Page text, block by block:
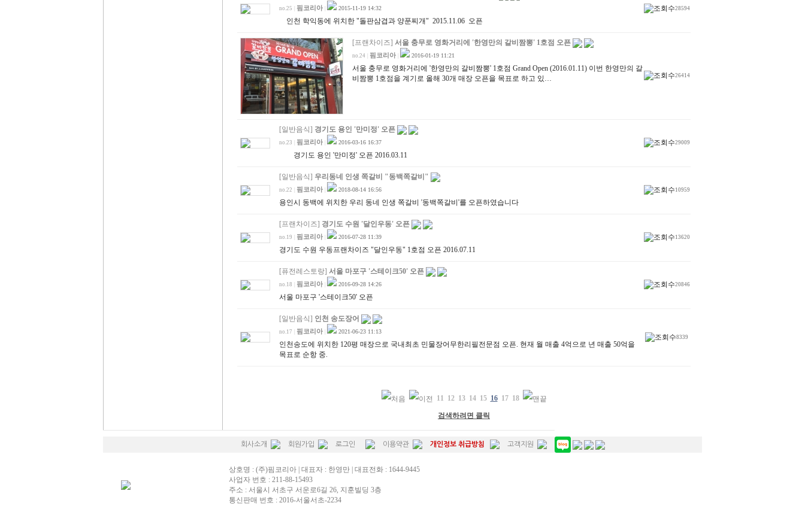
no.25 핌코리아 2015-11-19 14:32
인천 학익동에 위치한 "돌판삼겹과 양푼찌개" 2015.11.06 오픈
28594
[프랜차이즈] 서울 충무로 영화거리에 '한영만의 갈비짬뽕' 1호점 오픈
no.24 핌코리아 2016-01-19 11:21
서울 충무로 영화거리에 '한영만의 갈비짬뽕' 1호점 Grand Open (2016.01.11) 이번 한영만의 갈
비짬뽕 1호점을 계기로 올해 30개 매장 오픈을 목표로 하고 있…
26414
[일반음식] 경기도 용인 '만미정' 오픈
no.23 핌코리아 2016-03-16 16:37
경기도 용인 '만미정' 오픈 2016.03.11
29009
[일반음식] 우리동네 인생 쪽갈비 "동백쪽갈비"
no.22 핌코리아 2018-08-14 16:56
용인시 동백에 위치한 우리 동네 인생 쪽갈비 '동백쪽갈비'를 오픈하였습니다
10959
[프랜차이즈] 경기도 수원 '달인우동' 오픈
no.19 핌코리아 2016-07-28 11:39
경기도 수원 우동프랜차이즈 "달인우동" 1호점 오픈 2016.07.11
13620
[퓨전레스토랑] 서울 마포구 '스테이크50' 오픈
no.18 핌코리아 2016-09-28 14:26
서울 마포구 '스테이크50' 오픈
20846
[일반음식] 인천 송도장어
no.17 핌코리아 2021-06-23 11:13
인천송도에 위치한 120평 매장으로 국내최초 민물장어무한리필전문점 오픈. 현재 월 매출 4억으로 년 매출 50억을
목표로 순항 중.
8339
11 12 13 14 15 16 17 18
검색하려면 클릭
회사소개 회원가입 로그인 이용약관 개인정보 취급방침 고객지원
상호명 : (주)핌코리아 | 대표자 : 한영만 | 대표전화 : 1644-9445
사업자 번호 : 211-88-15493
주소 : 서울시 서초구 서운로6길 26, 지훈빌딩 3층
통신판매 번호 : 2016-서울서초-2234